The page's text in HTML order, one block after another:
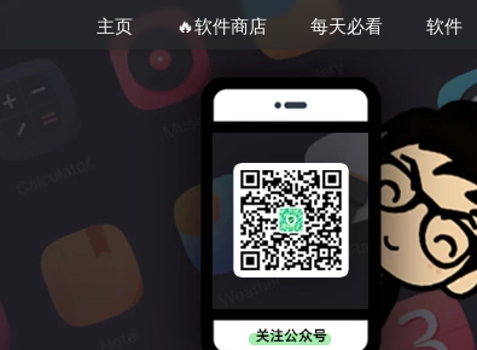
主页 🔥软件商店 每天必看 软件